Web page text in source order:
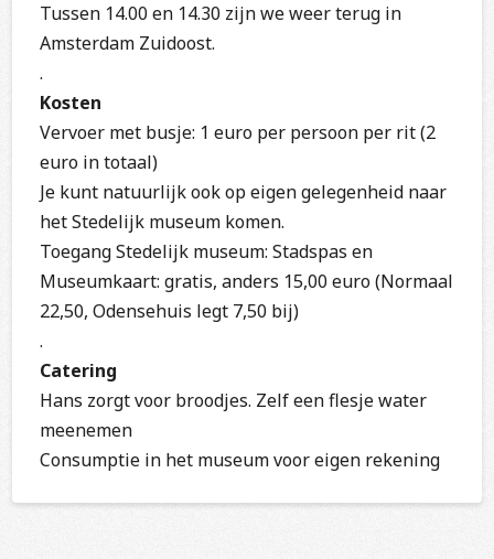
Tussen 14.00 en 14.30 zijn we weer terug in
Amsterdam Zuidoost.
.
Kosten
Vervoer met busje: 1 euro per persoon per rit (2
euro in totaal)
Je kunt natuurlijk ook op eigen gelegenheid naar
het Stedelijk museum komen.
Toegang Stedelijk museum: Stadspas en
Museumkaart: gratis, anders 15,00 euro (Normaal
22,50, Odensehuis legt 7,50 bij)
.
Catering
Hans zorgt voor broodjes. Zelf een flesje water
meenemen
Consumptie in het museum voor eigen rekening